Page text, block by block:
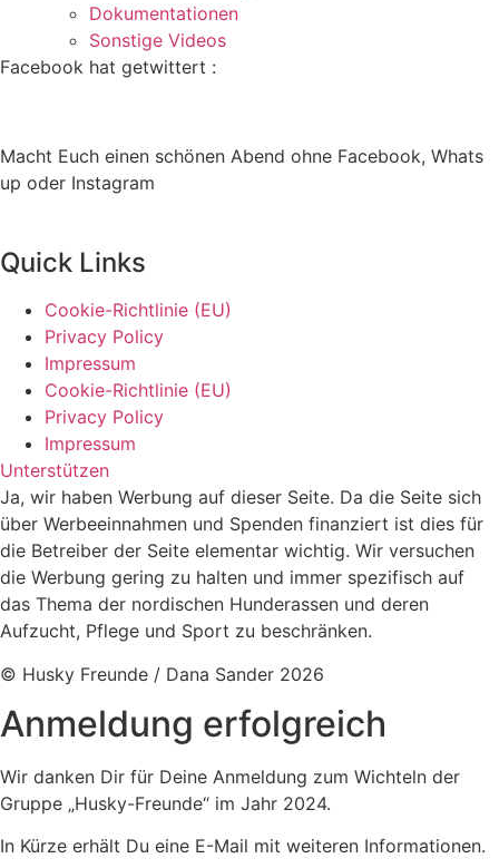
Dokumentationen
Sonstige Videos
Facebook hat getwittert :
Macht Euch einen schönen Abend ohne Facebook, Whats
up oder Instagram
Quick Links
Cookie-Richtlinie (EU)
Privacy Policy
Impressum
Cookie-Richtlinie (EU)
Privacy Policy
Impressum
Unterstützen
Ja, wir haben Werbung auf dieser Seite. Da die Seite sich
über Werbeeinnahmen und Spenden finanziert ist dies für
die Betreiber der Seite elementar wichtig. Wir versuchen
die Werbung gering zu halten und immer spezifisch auf
das Thema der nordischen Hunderassen und deren
Aufzucht, Pflege und Sport zu beschränken.
© Husky Freunde / Dana Sander 2026
Anmeldung erfolgreich
Wir danken Dir für Deine Anmeldung zum Wichteln der
Gruppe „Husky-Freunde“ im Jahr 2024.
In Kürze erhält Du eine E-Mail mit weiteren Informationen.